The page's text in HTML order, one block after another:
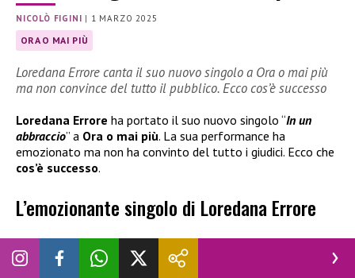
NICOLÒ FIGINI | 1 MARZO 2025
ORA O MAI PIÙ
Loredana Errore canta il suo nuovo singolo a Ora o mai più
ma non convince del tutto il pubblico. Ecco cos’è successo
Loredana Errore ha portato il suo nuovo singolo “In un
abbraccio” a Ora o mai più. La sua performance ha
emozionato ma non ha convinto del tutto i giudici. Ecco che
cos’è successo.
L’emozionante singolo di Loredana Errore
Questa seraLoredana Erroreha portato sul palco della
finale diOra o mai piùil suo nuovo singolo. Si intitola “
In un